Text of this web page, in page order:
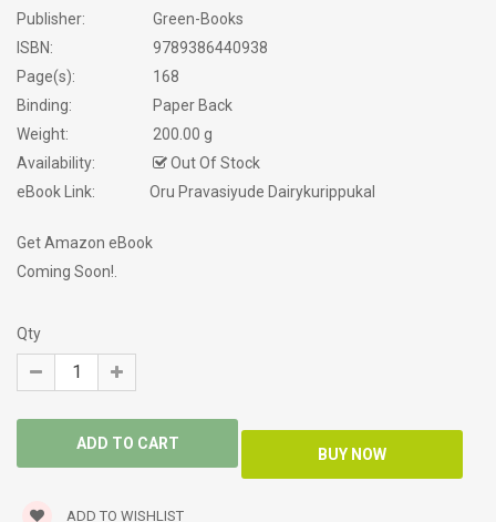
Publisher:
Green-Books
ISBN:
9789386440938
Page(s):
168
Binding:
Paper Back
Weight:
200.00 g
Availability:
Out Of Stock
eBook Link:
Oru Pravasiyude Dairykurippukal
Get Amazon eBook
Coming Soon!.
Qty
ADD TO WISHLIST